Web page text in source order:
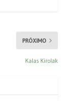
PRÓXIMO
Kalas Kirolak